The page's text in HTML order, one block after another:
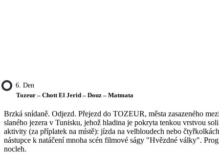
6. Den
Tozeur – Chott El Jerid – Douz – Matmata
Brzká snídaně. Odjezd. Přejezd do TOZEUR, města zasazeného
slaného jezera v Tunisku, jehož hladina je pokryta tenkou vrstvou
aktivity (za příplatek na místě): jízda na velbloudech nebo
nástupce k natáčení mnoha scén filmové ságy "Hvězdné války".
nocleh.